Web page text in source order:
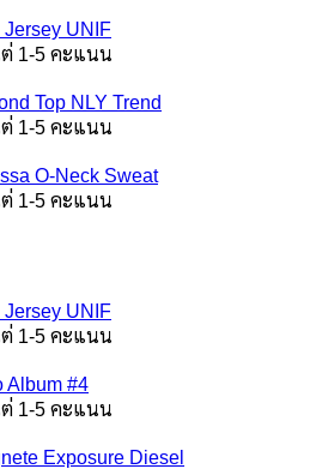
Jersey UNIF
1-5 คะแนน
Top NLY Trend
1-5 คะแนน
O-Neck Sweat
1-5 คะแนน
Jersey UNIF
1-5 คะแนน
Album #4
1-5 คะแนน
Exposure Diesel